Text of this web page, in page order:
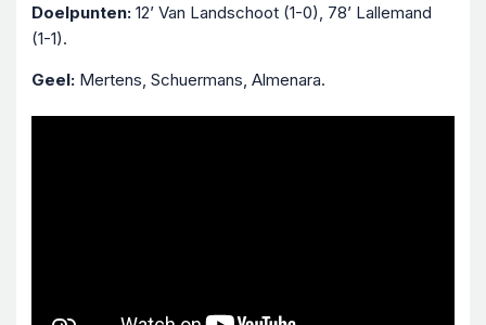
Doelpunten: 12’ Van Landschoot (1-0), 78’ Lallemand
(1-1).
Geel: Mertens, Schuermans, Almenara.